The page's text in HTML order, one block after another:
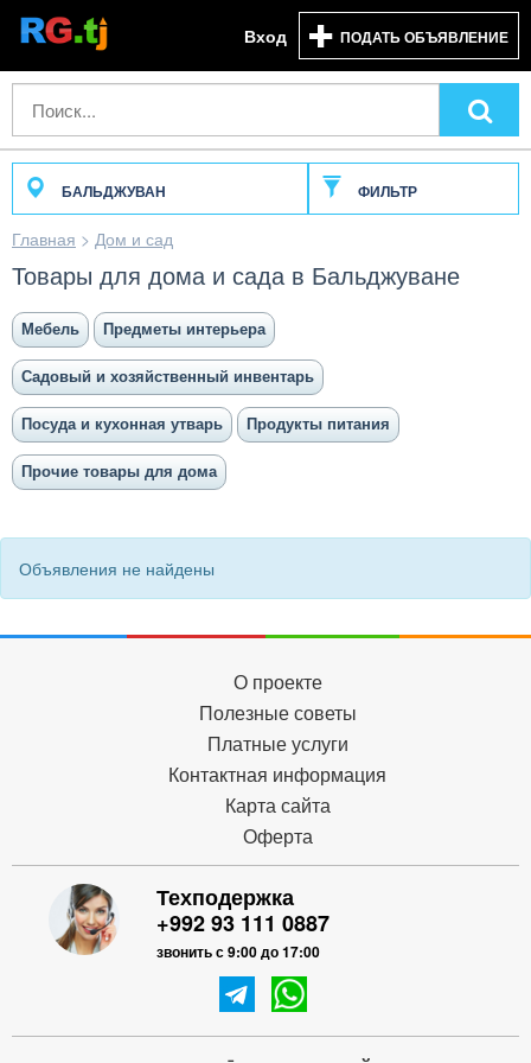
Вход ПОДАТЬ ОБЪЯВЛЕНИЕ
БАЛЬДЖУВАН ФИЛЬТР
Главная > Дом и сад
Товары для дома и сада в Бальджуване
Мебель Предметы интерьера
Садовый и хозяйственный инвентарь
Посуда и кухонная утварь Продукты питания
Прочие товары для дома
Объявления не найдены
О проекте
Полезные советы
Платные услуги
Контактная информация
Карта сайта
Оферта
Техподержка
+992 93 111 0887
звонить с 9:00 до 17:00